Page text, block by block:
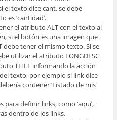
el texto dice cant. se debe
es ‘cantidad’.
el atributo ALT con el texto al
si el botón es una imagen que
debe tener el mismo texto. Si se
utilizar el atributo LONGDESC
TITLE informando la acción
texto, por ejemplo si link dice
contener ‘Listado de mis
definir links, como ‘aquí’,
dentro de los links.